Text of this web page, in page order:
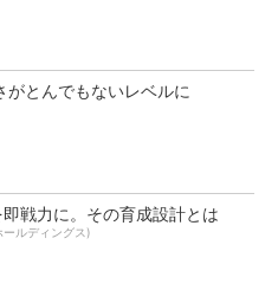
がとんでもないレベルに
戦力に。その育成設計とは
ールディングス)